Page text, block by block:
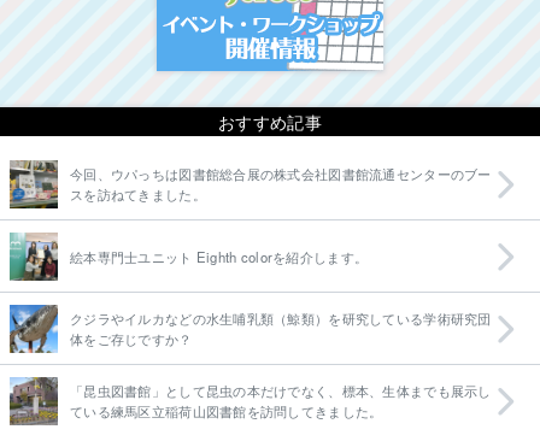
おすすめ記事
今回、ウパっちは図書館総合展の株式会社図書館流通センターのブー
スを訪ねてきました。
絵本専門士ユニット Eighth colorを紹介します。
クジラやイルカなどの水生哺乳類（鯨類）を研究している学術研究団
体をご存じですか？
「昆虫図書館」として昆虫の本だけでなく、標本、生体までも展示し
ている練馬区立稲荷山図書館を訪問してきました。